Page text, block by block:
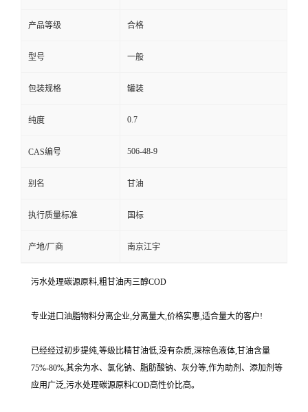
产品等级 合格
型号 一般
包装规格 罐装
纯度 0.7
CAS编号 506-48-9
别名 甘油
执行质量标准 国标
产地/厂商 南京江宇
污水处理碳源原料,粗甘油丙三醇COD
专业进口油脂物料分离企业,分离量大,价格实惠,适合量大的客户!
已经经过初步提纯,等级比精甘油低,没有杂质,深棕色液体,甘油含量
75%-80%,其余为水、氯化钠、脂肪酸钠、灰分等,作为助剂、添加剂等
应用广泛,污水处理碳源原料COD高性价比高。